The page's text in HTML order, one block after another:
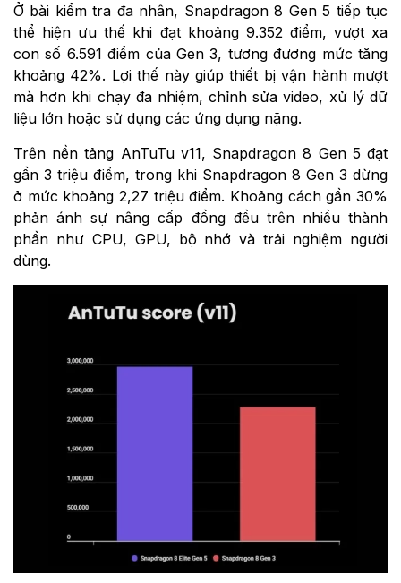
Ở bài kiểm tra đa nhân, Snapdragon 8 Gen 5 tiếp tục
thể hiện ưu thế khi đạt khoảng 9.352 điểm, vượt xa
con số 6.591 điểm của Gen 3, tương đương mức tăng
khoảng 42%. Lợi thế này giúp thiết bị vận hành mượt
mà hơn khi chạy đa nhiệm, chỉnh sửa video, xử lý dữ
liệu lớn hoặc sử dụng các ứng dụng nặng.
Trên nền tảng AnTuTu v11, Snapdragon 8 Gen 5 đạt
gần 3 triệu điểm, trong khi Snapdragon 8 Gen 3 dừng
ở mức khoảng 2,27 triệu điểm. Khoảng cách gần 30%
phản ánh sự nâng cấp đồng đều trên nhiều thành
phần như CPU, GPU, bộ nhớ và trải nghiệm người
dùng.